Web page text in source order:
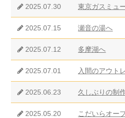
2025.07.30 東京ガスミュ
2025.07.15 瀬音の湯へ
2025.07.12 多摩湖へ
2025.07.01 入間のアウト
2025.06.23 久しぶりの制
2025.05.20 こだいらオー